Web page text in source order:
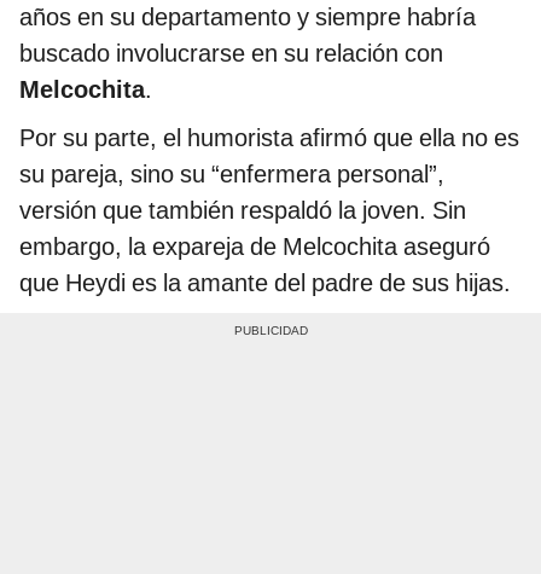
años en su departamento y siempre habría
buscado involucrarse en su relación con
Melcochita.
Por su parte, el humorista afirmó que ella no es
su pareja, sino su “enfermera personal”,
versión que también respaldó la joven. Sin
embargo, la expareja de Melcochita aseguró
que Heydi es la amante del padre de sus hijas.